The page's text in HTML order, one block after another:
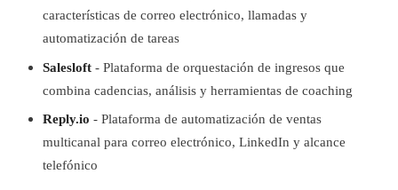
características de correo electrónico, llamadas y
automatización de tareas
Salesloft - Plataforma de orquestación de ingresos que
combina cadencias, análisis y herramientas de coaching
Reply.io - Plataforma de automatización de ventas
multicanal para correo electrónico, LinkedIn y alcance
telefónico